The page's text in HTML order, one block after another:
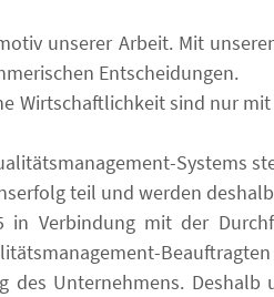
unserer Arbeit. Mit
Entscheidungen.
Wirtschaftlichkeit sind nur
Systems
teil und werden
in Verbindung mit der
Unternehmens.